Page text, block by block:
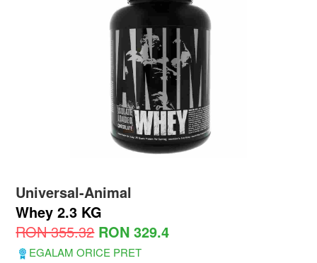
Universal-Animal
Whey 2.3 KG
RON 355.32 RON 329.4
EGALAM ORICE PRET